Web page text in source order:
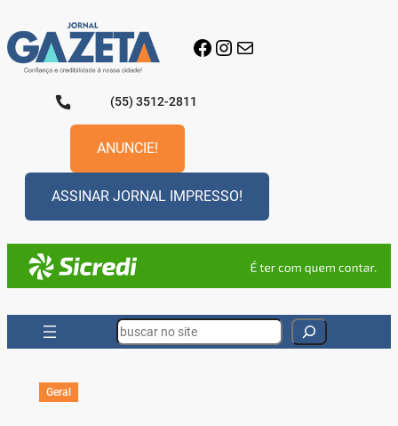
para
o
conteúdo
Facebook
Instagram
E-mail
(55) 3512-2811
ANUNCIE!
ASSINAR JORNAL IMPRESSO!
Search
Geral